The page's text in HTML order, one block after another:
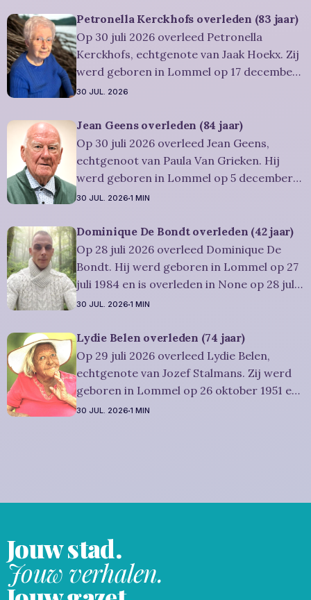
jaar. Rouwbericht Severens: De
afscheidsviering van Urbain waarop u
vriendelijk wordt uitgenodigd, zal
Petronella Kerckhofs overleden (83 jaar)
Op 30 juli 2026 overleed Petronella
Kerckhofs, echtgenote van Jaak Hoekx. Zij
werd geboren in Lommel op 17 december
1942 en is overleden in Overpelt op 30 juli
werd 83 jaar. Rouwbericht Severens: De
afscheidsplechtígheid van Irène zal
plaatsvinden in intieme kring. Condoleren
30 JUL. 2026
Jean Geens overleden (84 jaar)
Op 30 juli 2026 overleed Jean Geens,
echtgenoot van Paula Van Grieken. Hij
werd geboren in Lommel op 5 december
1941 en is overleden in Mol op 30 juli 2026.
jaar. Rouwbericht Dries-Hulsmans:
Plechtigheid: U wordt vriendelijk
uitgenodigd om samen met
30 JUL. 2026 1 MIN
Dominique De Bondt overleden (42 jaar)
Op 28 juli 2026 overleed Dominique De
Bondt. Hij werd geboren in Lommel op 27
juli 1984 en is overleden in None op 28 juli
2026. Hij was woonachtig in Lommel en
nemen afscheid van Dominique tijdens een
intieme plechtigheid, omringd door zijn
naaste
30 JUL. 2026 1 MIN
Lydie Belen overleden (74 jaar)
Op 29 juli 2026 overleed Lydie Belen,
echtgenote van Jozef Stalmans. Zij werd
geboren in Lommel op 26 oktober 1951 en
is overleden in Leopoldsburg op 29 juli
30 JUL. 2026 1 MIN
Jouw stad.
Jouw verhalen.